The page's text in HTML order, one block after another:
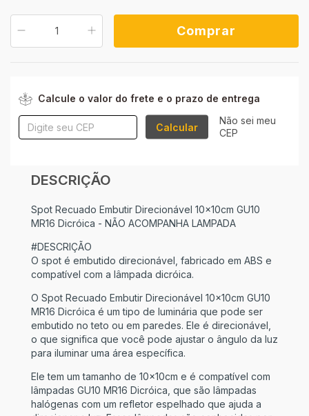
Calcule o valor do frete e o prazo de entrega
Calcular
Não sei meu
CEP
DESCRIÇÃO
Spot Recuado Embutir Direcionável 10x10cm GU10
MR16 Dicróica - NÃO ACOMPANHA LAMPADA
#DESCRIÇÃO
O spot é embutido direcionável, fabricado em ABS e
compatível com a lâmpada dicróica.
O Spot Recuado Embutir Direcionável 10x10cm GU10
MR16 Dicróica é um tipo de luminária que pode ser
embutido no teto ou em paredes. Ele é direcionável,
o que significa que você pode ajustar o ângulo da luz
para iluminar uma área específica.
Ele tem um tamanho de 10x10cm e é compatível com
lâmpadas GU10 MR16 Dicróica, que são lâmpadas
halógenas com um refletor espelhado que ajuda a